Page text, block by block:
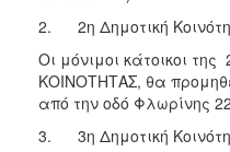
2. 2η Δημοτική
Οι μόνιμοι κάτοικοι
ΚΟΙΝΟΤΗΤΑΣ, θα
από την οδό Φλωρίνης
3. 3η Δημοτική